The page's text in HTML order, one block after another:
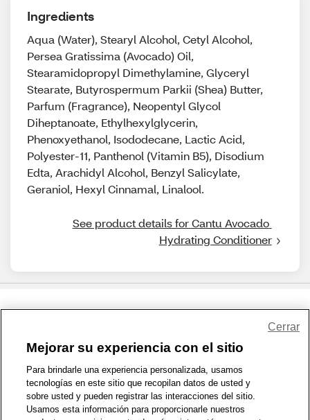
Ingredients
Aqua (Water), Stearyl Alcohol, Cetyl Alcohol,
Persea Gratissima (Avocado) Oil,
Stearamidopropyl Dimethylamine, Glyceryl
Stearate, Butyrospermum Parkii (Shea) Butter,
Parfum (Fragrance), Neopentyl Glycol
Diheptanoate, Ethylhexylglycerin,
Phenoxyethanol, Isododecane, Lactic Acid,
Polyester-11, Panthenol (Vitamin B5), Disodium
Edta, Arachidyl Alcohol, Benzyl Salicylate,
Geraniol, Hexyl Cinnamal, Linalool.
See product details for Cantu Avocado
Hydrating Conditioner
1-800-679-9691 | Contáctenos | Términos de Uso | Accesibilidad
Política de Privacidad | WA Privacy Policy | Mapa del sitio
Zona de Bienestar | © 1999 - 2026 CVS.com
Mejorar su experiencia con el sitio
Para brindarle una experiencia personalizada, usamos
tecnologías en este sitio que recopilan datos de usted y
sobre usted y pueden registrar las interacciones del sitio.
Usamos esta información para proporcionarle nuestros
Cerrar